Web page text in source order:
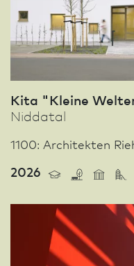
Kita "Kleine
Niddatal
1100: Architekten
2026